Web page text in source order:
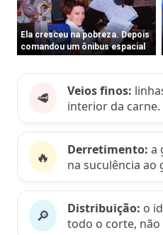
🥩 Veios finos:
interior da carne.
🔥 Derretimento: a
na suculência ao
🔎 Distribuição: o
todo o corte, não